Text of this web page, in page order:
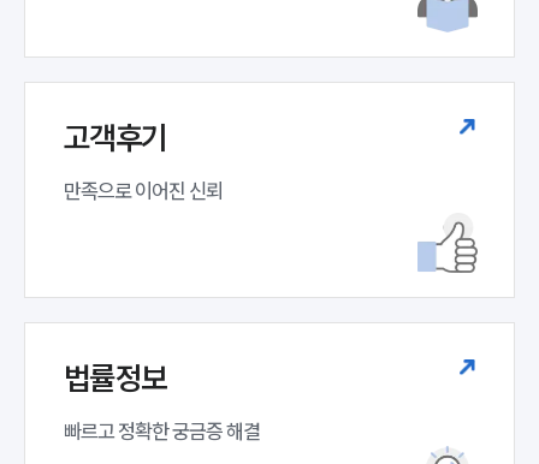
고객후기
만족으로 이어진 신뢰
법률정보
빠르고 정확한 궁금증 해결